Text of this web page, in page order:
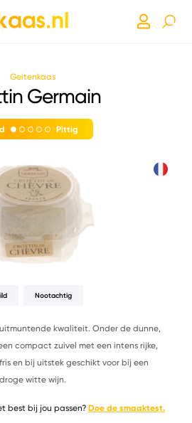
Geitenkaas
Germain
Pittig
Nootachtig
kwaliteit. Onder de dunne,
compact zuivel met een intens rijke,
en bij uitstek geschikt voor bij een
droge witte wijn.
best bij jou passen? Doe de smaaktest.